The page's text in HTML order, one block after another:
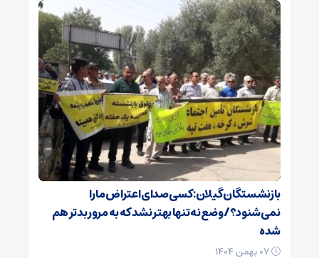
بازنشستگان گیلان: کسی صدای اعتراض ما را
نمی‌شنود؟/ وضع نه تنها بهتر نشد که به مرور بدتر هم
شده